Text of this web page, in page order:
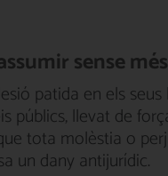
sense
patida en els
públics, llevat de
tota molèstia o
un dany antijurídic.